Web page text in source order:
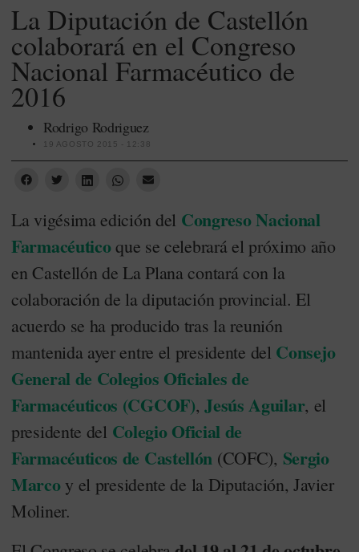
La Diputación de Castellón
colaborará en el Congreso
Nacional Farmacéutico de
2016
Rodrigo Rodriguez
19 AGOSTO 2015 - 12:38
La vigésima edición del Congreso Nacional
Farmacéuticoque se celebrará el próximo año
en Castellón de La Plana contará con la
colaboración de la diputación provincial. El
acuerdo se ha producido tras la reunión
mantenida ayer entre el presidente del Consejo
General de Colegios Oficiales de
Farmacéuticos (CGCOF),Jesús Aguilar, el
presidente del Colegio Oficial de
Farmacéuticos de Castellón (COFC), Sergio
Marcoy el presidente de la Diputación, Javier
Moliner.